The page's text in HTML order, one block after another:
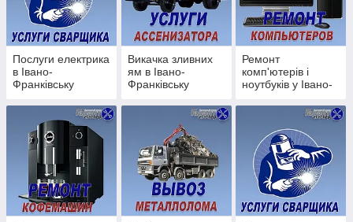
⚡ Послуги електрика в Івано-
Франківську
Виконуємо всі види робіт:
Заміна розеток і вимикачів
Заміна проводки
Установка автоматів
Дрібні електромонтажні роботи
Установка люстр, бра, світильників
Електрика “під ключ”
👉 Безпечно та за стандартами
Послуги електрика
в Івано-
Франківську
Викачка зливних
ям в Івано-
Франківську
Ремонт
комп'ютерів і
ноутбуків у Івано-